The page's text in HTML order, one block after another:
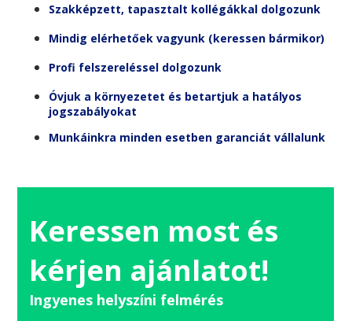
Szakképzett, tapasztalt kollégákkal dolgozunk
Mindig elérhetőek vagyunk (keressen bármikor)
Profi felszereléssel dolgozunk
Óvjuk a környezetet és betartjuk a hatályos
jogszabályokat
Munkáinkra minden esetben garanciát vállalunk
Keressen most és
kérjen ajánlatot!
Ingyenes helyszíni felmérés